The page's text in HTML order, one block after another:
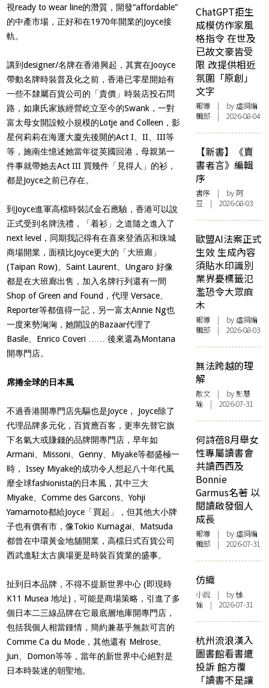
視ready to wear line的潛質，開發“affordable”
的中產市場，正好和在1970年開業的Joyce接
軌。
講到designer/名牌在香港興起，其實在Jooyce
帶動名牌時裝普及化之前，香港已零星開始有
一些不隸屬百貨公司的「貴價」時裝店投石問
路，如康氏家族經營屹立至今的Swank，一對
富太母女開設較小規模的Lotje and Colleen，影
星何莉莉在海運大廈先後開的Act I、II、III等
等，施南生憶述她當年從英國回港，母親第一
件事就帶她去Act III 買幾件「見得人」的衫，
都是Joyce之前已存在。
到Joyce進軍高檔時裝試金石應驗，香港可以說
正式受到名牌洗禮，「着衫」之道隨之進入了
next level，同期我記得有在喜來登酒店和珠城
商場開業，面積比Joyce更大的「大班廊」
(Taipan Row)、Saint Laurent、Ungaro 好像
都是在大班廊出售，加入名牌行列還有一間
Shop of Green and Found，代理 Versace、
Reporter等都值得一記，另一富太Annie Ng也
一度來勢洶洶，她開設的Bazaar代理了
Basile、Enrico Coveri …… 後來還為Montana
開專門店。
席捲全球的日本風
不過香港開專門店先驅也是Joyce， Joyce除了
代理品牌多元化，百貨應百客，更率先替它旗
下名氣大或賺錢的品牌開專門店，早年如
Armani、Missoni、Genny、Miyake等都盛極一
時， Issey Miyake的成功令人想起八十年代風
靡全球fashionista的日本風，其中三大
Miyake、Comme des Garcons、Yohji
Yamamoto都給Joyce「買起」，但其他大小牌
子也有價有市，像Tokio Kumagai、Matsuda
都曾在中環黃金地舖開業，高檔日式百貨公司
西武進駐太古廣場更是時裝百貨業的盛事。
扯到日本品牌，不得不提新世界中心 (即現時
K11 Musea 地址)，可能是商場策略，引進了多
個日本二三線品牌在它最底層地庫開專門店，
包括我個人相當鍾情，簡約兼基乎無款可言的
Comme Ca du Mode，其他還有 Melrose、
Jun、Domon等等，當年的新世界中心絕對是
日本時裝迷的朝聖地。
ChatGPT拒生
成模仿作家風
格指令 在世及
已故文豪皆受
限 改提供相近
氛圍「原創」
文字
報導 | by 虛詞編
輯部 | 2026-08-04
【新書】《賣
書者言》編輯
序
書序 | by 阿
豆 | 2026-08-03
歐盟AI法案正式
生效 生成內容
須貼水印識別
業界憂標籤氾
濫恐令大眾麻
木
報導 | by 虛詞編
輯部 | 2026-08-03
無法跨越的理
解
散文 | by 彭慧
瑜 | 2026-07-31
何詩蓓8月舉女
性專屬讀書會
共讀西西及
Bonnie
Garmus名著 以
閱讀啟發個人
成長
報導 | by 虛詞編
輯部 | 2026-07-31
仿織
小說 | by 悇
愉 | 2026-07-31
杭州流浪漢入
圖書館看書遭
投訴 館方覆
「讀書不是讓